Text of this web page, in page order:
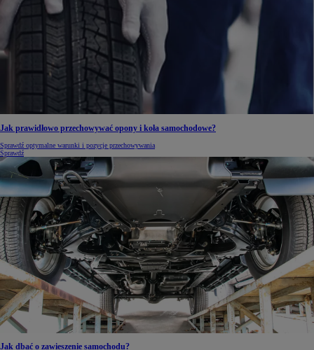
Jak prawidłowo przechowywać opony i koła samochodowe?
Sprawdź optymalne warunki i pozycje przechowywania
Sprawdź
Jak dbać o zawieszenie samochodu?